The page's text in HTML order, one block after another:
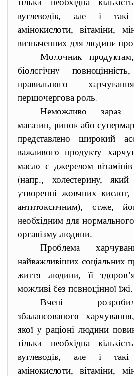
тільки необхідна
вуглеводів, але і
амінокислоти, вітаміни,
визначенних для людини
Молочник
біологічну
правильного
першочергова роль.
Неможливо зараз
магазин, ринок або
представлено широкий
важливого продукту
масло є джерелом
(напр., холестерину,
утворенні жовчних
антитоксичним), отже,
необхідним для
організму людини.
Проблема
найважливіших соціальних
життя людини, її
можливі без повноцінної їжі.
Вчені
збалансованого
якої у раціоні людини
тільки необхідна
вуглеводів, але і
амінокислоти, вітаміни,